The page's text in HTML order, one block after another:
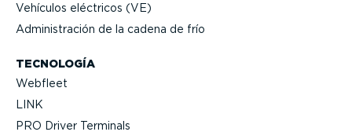
Vehículos eléctricos (VE)
Adminis­tración de la cadena de frío
TECNOLOGÍA
Webfleet
LINK
PRO Driver Terminals